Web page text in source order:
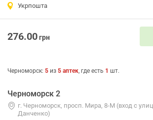
Укрпошта
276.00грн
Черноморск: 5 из 5 аптек, где есть 1 шт.
Черноморск 2
г. Черноморск, просп. Мира, 8-М (вход с
Данченко)